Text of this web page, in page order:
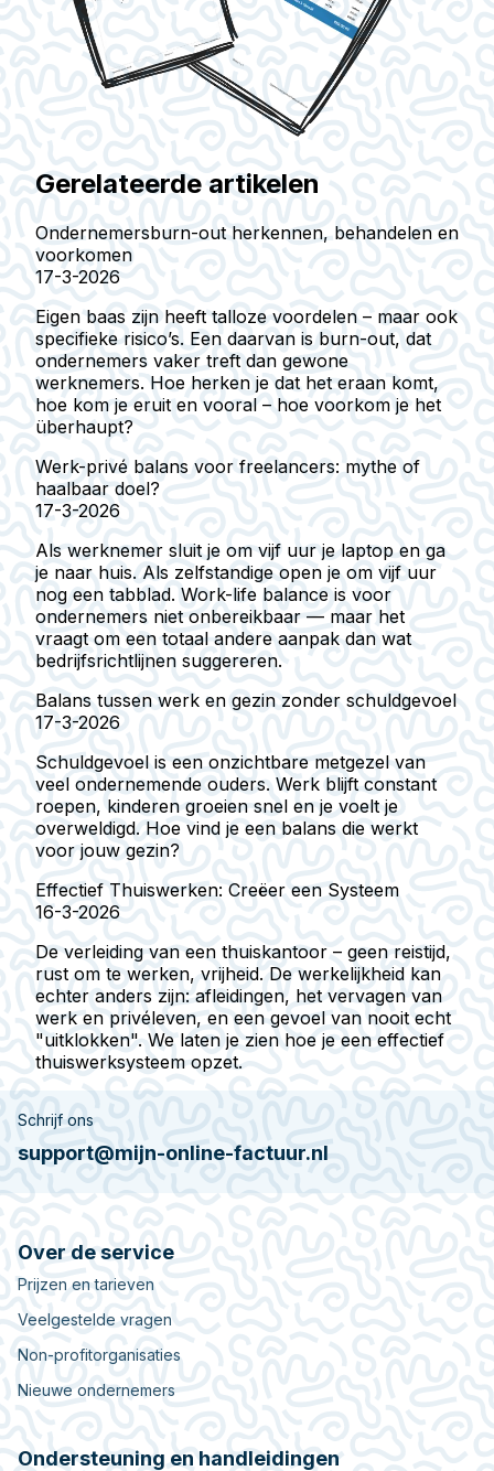
Gerelateerde artikelen
Ondernemersburn-out herkennen, behandelen en
voorkomen
17-3-2026
Eigen baas zijn heeft talloze voordelen – maar ook
specifieke risico’s. Een daarvan is burn-out, dat
ondernemers vaker treft dan gewone
werknemers. Hoe herken je dat het eraan komt,
hoe kom je eruit en vooral – hoe voorkom je het
überhaupt?
Werk-privé balans voor freelancers: mythe of
haalbaar doel?
17-3-2026
Als werknemer sluit je om vijf uur je laptop en ga
je naar huis. Als zelfstandige open je om vijf uur
nog een tabblad. Work-life balance is voor
ondernemers niet onbereikbaar — maar het
vraagt om een totaal andere aanpak dan wat
bedrijfsrichtlijnen suggereren.
Balans tussen werk en gezin zonder schuldgevoel
17-3-2026
Schuldgevoel is een onzichtbare metgezel van
veel ondernemende ouders. Werk blijft constant
roepen, kinderen groeien snel en je voelt je
overweldigd. Hoe vind je een balans die werkt
voor jouw gezin?
Effectief Thuiswerken: Creëer een Systeem
16-3-2026
De verleiding van een thuiskantoor – geen reistijd,
rust om te werken, vrijheid. De werkelijkheid kan
echter anders zijn: afleidingen, het vervagen van
werk en privéleven, en een gevoel van nooit echt
"uitklokken". We laten je zien hoe je een effectief
thuiswerksysteem opzet.
Schrijf ons
support@mijn-online-factuur.nl
Over de service
Prijzen en tarieven
Veelgestelde vragen
Non-profitorganisaties
Nieuwe ondernemers
Ondersteuning en handleidingen